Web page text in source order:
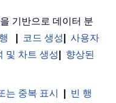
을 기반으로 데이터 분
코드 생성
사용자
및 차트 생성
향상된
는 중복 표시
빈 행